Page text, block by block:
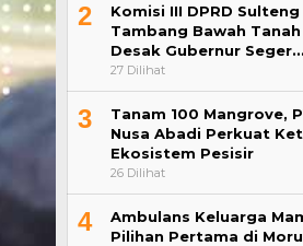
2
Komisi III DPRD
Tambang Bawah Tanah
Desak Gubernur Seger…
27 Dilihat
3
Tanam 100 Mangrove,
Nusa Abadi Perkuat
Ekosistem Pesisir
26 Dilihat
4
Ambulans Keluarga
Pilihan Pertama di